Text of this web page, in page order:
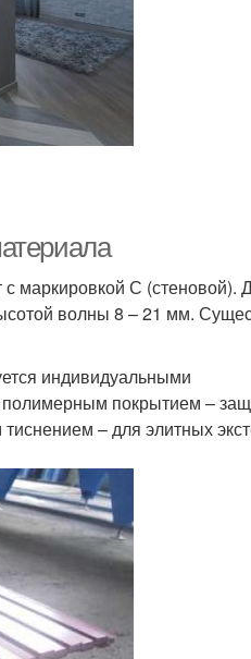
маркировкой С (стеновой).
волны 8 – 21 мм.
индивидуальными
полимерным покрытием –
– для элитных